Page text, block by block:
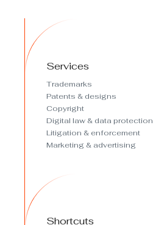
Services
Trademarks
Patents & designs
Copyright
Digital law & data protection
Litigation & enforcement
Marketing & advertising
Shortcuts